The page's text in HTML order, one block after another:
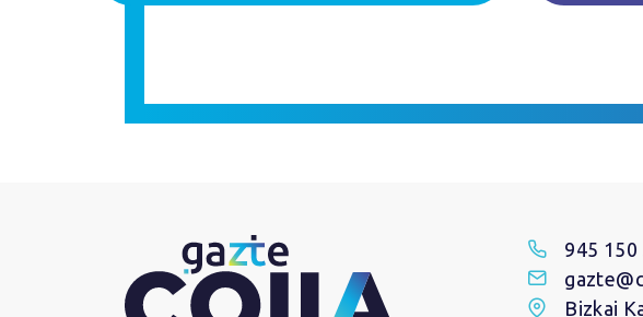
945 150
Bizkai